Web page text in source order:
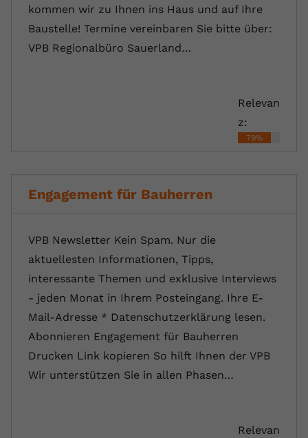
kommen wir zu Ihnen ins Haus und auf Ihre
Baustelle! Termine vereinbaren Sie bitte über:
VPB Regionalbüro Sauerland…
Relevan
z:
79%
Engagement für Bauherren
VPB Newsletter Kein Spam. Nur die
aktuellesten Informationen, Tipps,
interessante Themen und exklusive Interviews
- jeden Monat in Ihrem Posteingang. Ihre E-
Mail-Adresse * Datenschutzerklärung lesen.
Abonnieren Engagement für Bauherren
Drucken Link kopieren So hilft Ihnen der VPB
Wir unterstützen Sie in allen Phasen…
Relevan